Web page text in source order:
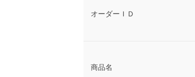
オーダーＩＤ
商品名